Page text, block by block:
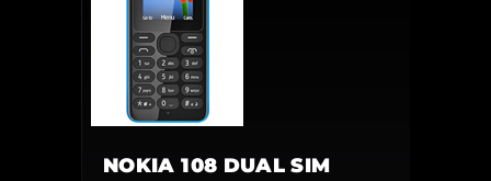
NOKIA 108 DUAL SIM